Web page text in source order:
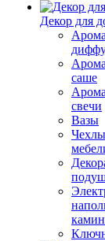
Декор для
саше
свечи
Вазы